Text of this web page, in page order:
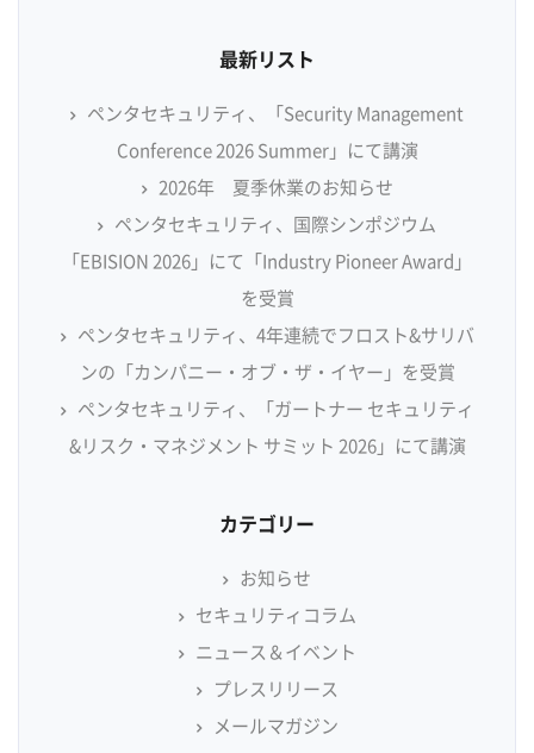
最新リスト
ペンタセキュリティ、「Security Management
Conference 2026 Summer」にて講演
2026年 夏季休業のお知らせ
ペンタセキュリティ、国際シンポジウム
「EBISION 2026」にて「Industry Pioneer Award」
を受賞
ペンタセキュリティ、4年連続でフロスト&サリバ
ンの「カンパニー・オブ・ザ・イヤー」を受賞
ペンタセキュリティ、「ガートナー セキュリティ
&リスク・マネジメント サミット 2026」にて講演
カテゴリー
お知らせ
セキュリティコラム
ニュース＆イベント
プレスリリース
メールマガジン